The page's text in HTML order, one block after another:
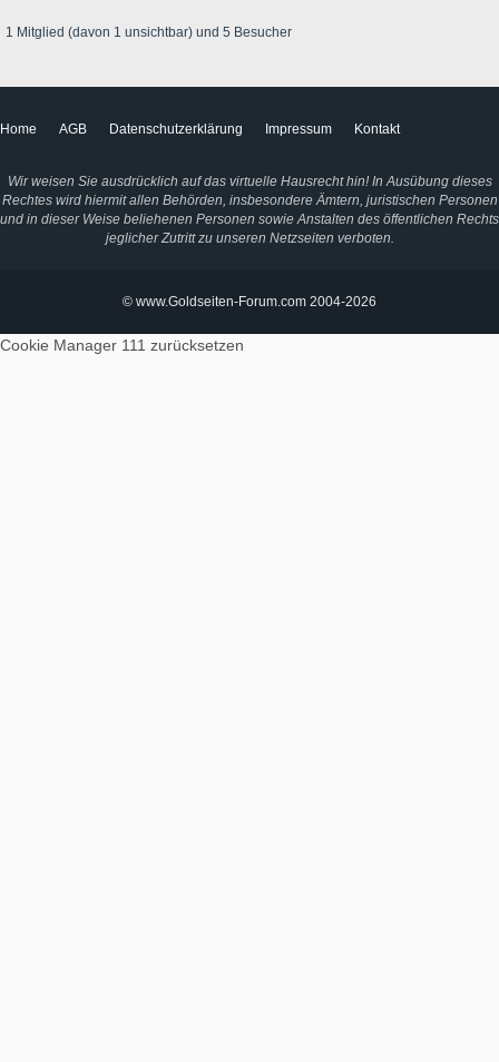
1 Mitglied (davon 1 unsichtbar) und 5 Besucher
Home AGB Datenschutzerklärung Impressum Kontakt
Wir weisen Sie ausdrücklich auf das virtuelle Hausrecht hin! In Ausübung dieses
Rechtes wird hiermit allen Behörden, insbesondere Ämtern, juristischen Personen
und in dieser Weise beliehenen Personen sowie Anstalten des öffentlichen Rechts
jeglicher Zutritt zu unseren Netzseiten verboten.
© www.Goldseiten-Forum.com 2004-2026
Cookie Manager 111 zurücksetzen